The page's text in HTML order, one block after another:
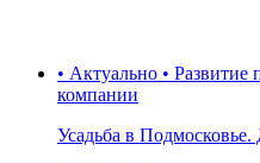
• Актуально • Развитие
компании
Усадьба в